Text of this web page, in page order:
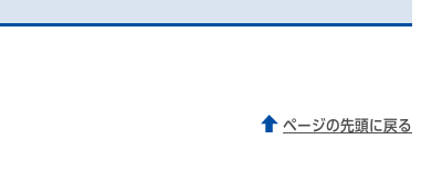
ページの先頭に戻る